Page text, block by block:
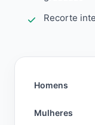
Recorte
Homens
Mulheres